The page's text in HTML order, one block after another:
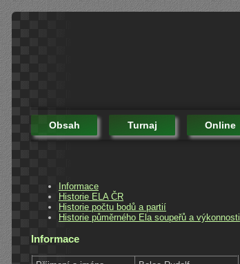
Obsah Turnaj Online
Informace
Historie ELA ČR
Historie počtu bodů a partií
Historie půměrného Ela soupeřů a výkonnosti
Informace